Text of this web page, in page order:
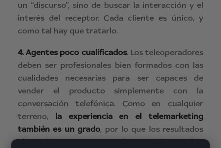
un “discurso”, sino de buscar la interacción y el
interés del receptor. Cada cliente es único, y
como tal hay que tratarlo.
4. Agentes poco cualificados. Los teleoperadores
deben ser profesionales bien formados con las
cualidades necesarias para ser capaces de
vender el producto simplemente con la
conversación telefónica. Como en cualquier
terreno, la experiencia en el telemarketing
también es un grado, por lo que los resultados
obtenidos con profesionales experimentados,